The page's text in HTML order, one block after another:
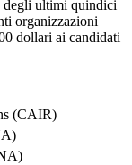
degli ultimi quindici
organizzazioni
dollari ai candidati
(CAIR)